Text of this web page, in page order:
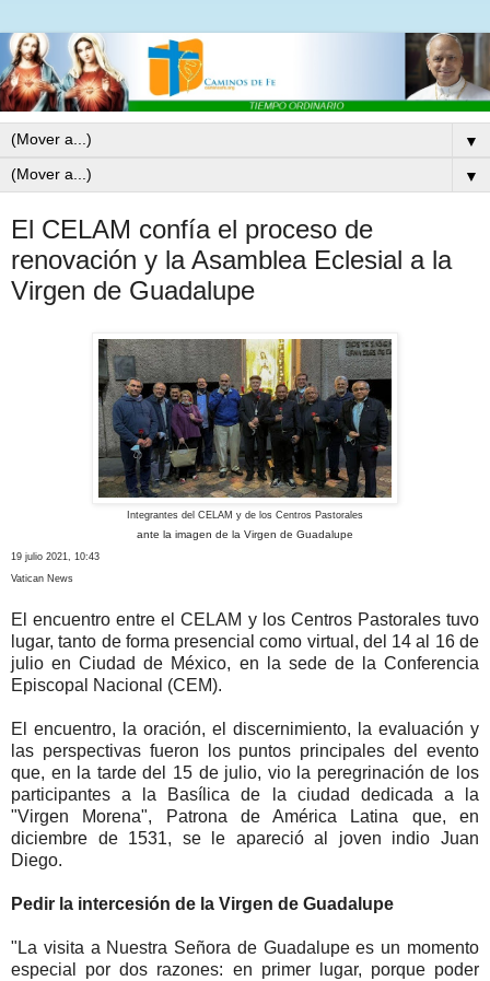
▼
▼
El CELAM confía el proceso de
renovación y la Asamblea Eclesial a la
Virgen de Guadalupe
Integrantes del CELAM y de los Centros Pastorales
ante la imagen de la Virgen de Guadalupe
19 julio 2021, 10:43
Vatican News
El encuentro entre el CELAM y los Centros Pastorales tuvo
lugar, tanto de forma presencial como virtual, del 14 al 16 de
julio en Ciudad de México, en la sede de la Conferencia
Episcopal Nacional (CEM).
El encuentro, la oración, el discernimiento, la evaluación y
las perspectivas fueron los puntos principales del evento
que, en la tarde del 15 de julio, vio la peregrinación de los
participantes a la Basílica de la ciudad dedicada a la
"Virgen Morena", Patrona de América Latina que, en
diciembre de 1531, se le apareció al joven indio Juan
Diego.
Pedir la intercesión de la Virgen de Guadalupe
"La visita a Nuestra Señora de Guadalupe es un momento
especial por dos razones: en primer lugar, porque poder